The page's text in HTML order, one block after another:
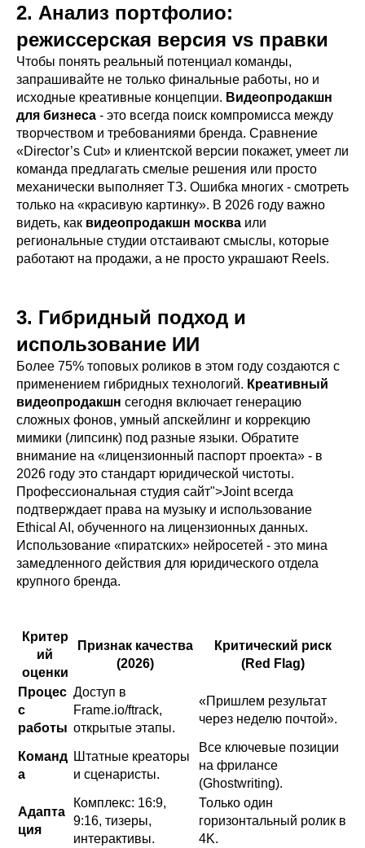
2. Анализ портфолио:
режиссерская версия vs правки
Чтобы понять реальный потенциал команды,
запрашивайте не только финальные работы, но и
исходные креативные концепции. Видеопродакшн
для бизнеса - это всегда поиск компромисса между
творчеством и требованиями бренда. Сравнение
«Director’s Cut» и клиентской версии покажет, умеет ли
команда предлагать смелые решения или просто
механически выполняет ТЗ. Ошибка многих - смотреть
только на «красивую картинку». В 2026 году важно
видеть, как видеопродакшн москва или
региональные студии отстаивают смыслы, которые
работают на продажи, а не просто украшают Reels.
3. Гибридный подход и
использование ИИ
Более 75% топовых роликов в этом году создаются с
применением гибридных технологий. Креативный
видеопродакшн сегодня включает генерацию
сложных фонов, умный апскейлинг и коррекцию
мимики (липсинк) под разные языки. Обратите
внимание на «лицензионный паспорт проекта» - в
2026 году это стандарт юридической чистоты.
Профессиональная студия сайт">Joint всегда
подтверждает права на музыку и использование
Ethical AI, обученного на лицензионных данных.
Использование «пиратских» нейросетей - это мина
замедленного действия для юридического отдела
крупного бренда.
Критер
ий
оценки
Признак качества
(2026)
Критический риск
(Red Flag)
Процес
с
работы
Доступ в
Frame.io/ftrack,
открытые этапы.
«Пришлем результат
через неделю почтой».
Команд
а
Штатные креаторы
и сценаристы.
Все ключевые позиции
на фрилансе
(Ghostwriting).
Адапта
ция
Комплекс: 16:9,
9:16, тизеры,
интерактивы.
Только один
горизонтальный ролик в
4K.